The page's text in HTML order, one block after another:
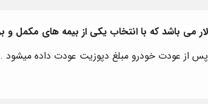
پس از عودت خودرو مبلغ دپوزیت عودت داده میشود .